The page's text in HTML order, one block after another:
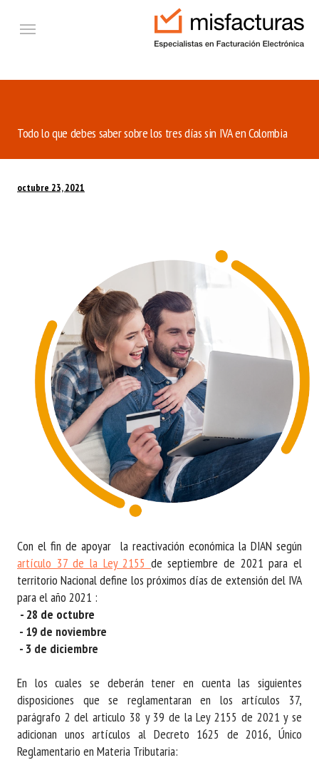
Ir al contenido principal
Todo lo que debes saber sobre los tres días sin IVA en Colombia
octubre 23, 2021
Con el fin de apoyar la reactivación económica la DIAN según
artículo 37 de la Ley 2155 de septiembre de 2021 para el
territorio Nacional define los próximos días de extensión del IVA
para el año 2021 :
- 28 de octubre
- 19 de noviembre
- 3 de diciembre
En los cuales se deberán tener en cuenta las siguientes
disposiciones que se reglamentaran en los artículos 37,
parágrafo 2 del articulo 38 y 39 de la Ley 2155 de 2021 y se
adicionan unos artículos al Decreto 1625 de 2016, Único
Reglamentario en Materia Tributaria: